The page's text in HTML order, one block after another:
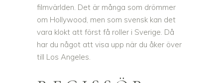
filmvärlden. Det är många som drömmer
om Hollywood, men som svensk kan det
vara klokt att först få roller i Sverige. Då
har du något att visa upp när du åker över
till Los Angeles.